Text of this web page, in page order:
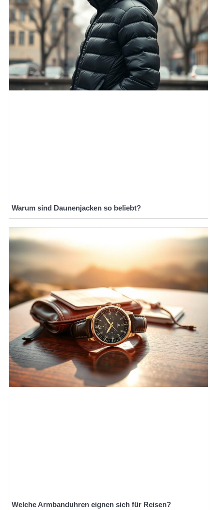
Warum sind Daunenjacken so beliebt?
Welche Armbanduhren eignen sich für Reisen?